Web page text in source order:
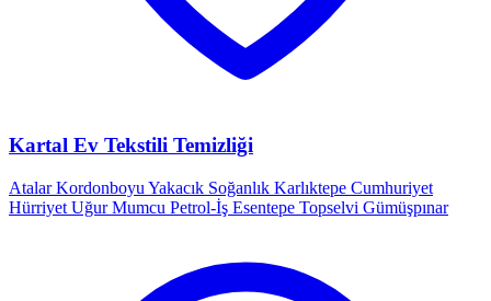
Kartal Ev Tekstili Temizliği
AtalarKordonboyu Yakacık Soğanlık Karlıktepe Cumhuriyet
Hürriyet Uğur Mumcu Petrol-İş Esentepe Topselvi Gümüşpınar